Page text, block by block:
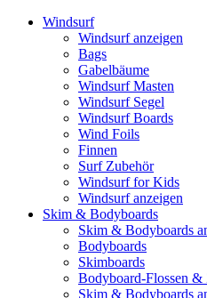
Windsurf
Windsurf anzeigen
Bags
Gabelbäume
Windsurf Masten
Windsurf Segel
Windsurf Boards
Wind Foils
Finnen
Surf Zubehör
Windsurf for Kids
Windsurf anzeigen
Skim & Bodyboards
Skim & Bodyboards
Bodyboards
Skimboards
Bodyboard-Flossen &
Skim & Bodyboards